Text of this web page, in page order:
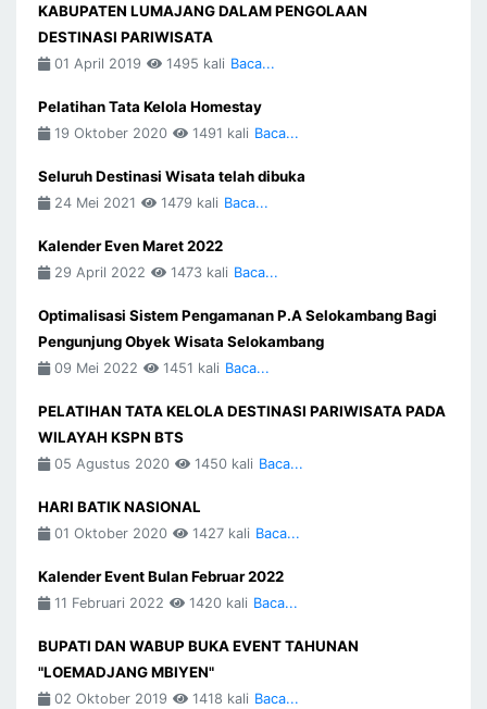
KABUPATEN LUMAJANG DALAM PENGOLAAN
DESTINASI PARIWISATA
01 April 2019 1495 kali Baca...
Pelatihan Tata Kelola Homestay
19 Oktober 2020 1491 kali Baca...
Seluruh Destinasi Wisata telah dibuka
24 Mei 2021 1479 kali Baca...
Kalender Even Maret 2022
29 April 2022 1473 kali Baca...
Optimalisasi Sistem Pengamanan P.A Selokambang Bagi
Pengunjung Obyek Wisata Selokambang
09 Mei 2022 1451 kali Baca...
PELATIHAN TATA KELOLA DESTINASI PARIWISATA PADA
WILAYAH KSPN BTS
05 Agustus 2020 1450 kali Baca...
HARI BATIK NASIONAL
01 Oktober 2020 1427 kali Baca...
Kalender Event Bulan Februar 2022
11 Februari 2022 1420 kali Baca...
BUPATI DAN WABUP BUKA EVENT TAHUNAN
"LOEMADJANG MBIYEN"
02 Oktober 2019 1418 kali Baca...